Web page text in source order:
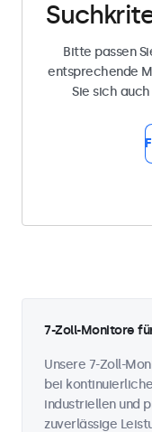
Bitte passen
entsprechende
Sie sich
7-Zoll-Monitore
Unsere 7-Zoll-
bei
industriellen und
zuverlässige